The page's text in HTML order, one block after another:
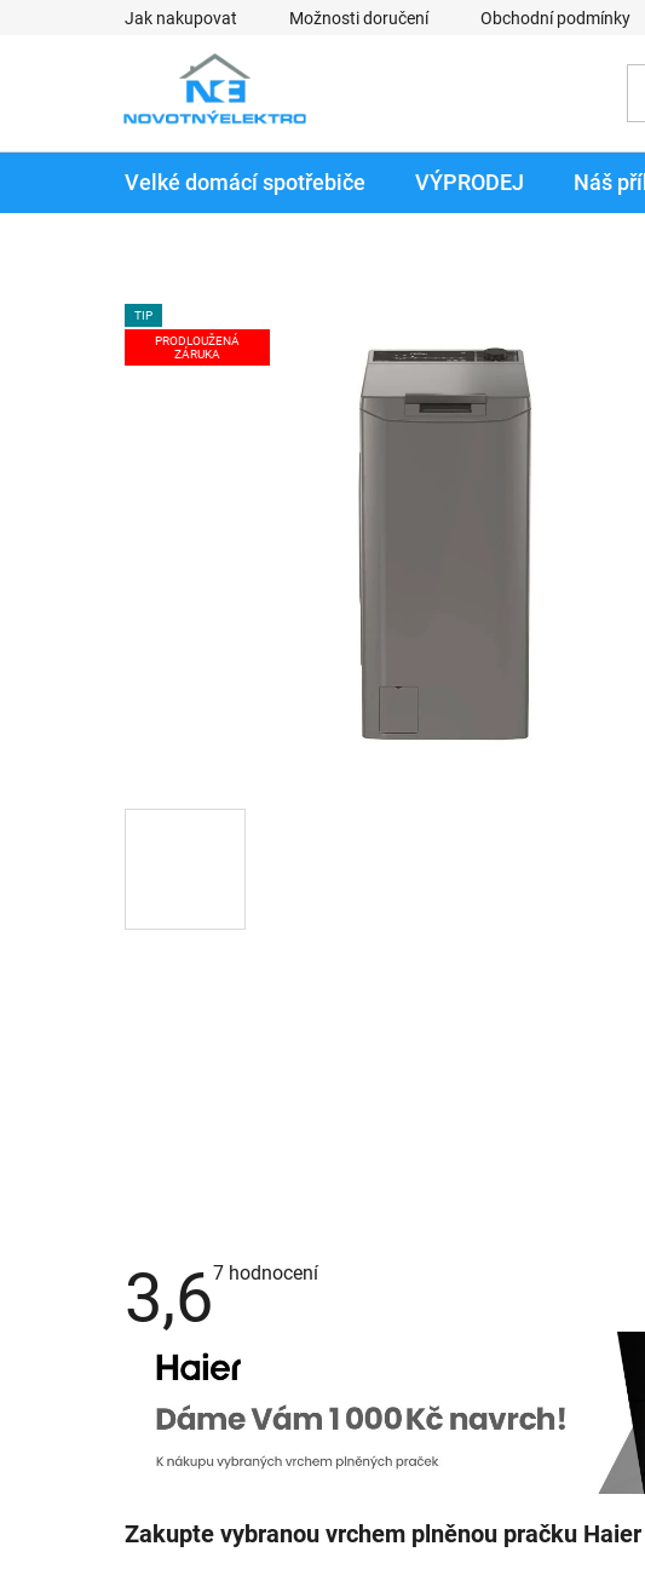
Jak nakupovat Možnosti doručení Obchodní podmínky
Velké domácí spotřebiče VÝPRODEJ Náš
TIP
PRODLOUŽENÁ
ZÁRUKA
3,6Průměrné
z
5
hvězdiček.
7 hodnocení
Zakupte vybranou vrchem plněnou pračku